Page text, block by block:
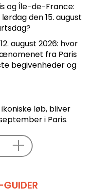
og Île-de-France:
den 15. august
august 2026: hvor
fra Paris
begivenheder og
løb, bliver
i Paris.
GUIDER